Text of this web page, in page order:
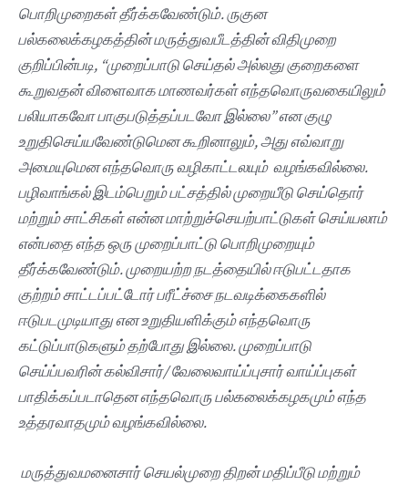
பொறிமுறைகள் தீர்க்கவேண்டும். ருகுன
பல்கலைக்கழகத்தின் மருத்துவபீடத்தின் விதிமுறை
குறிப்பின்படி, “முறைப்பாடு செய்தல் அல்லது குறைகளை
கூறுவதன் விளைவாக மாணவர்கள் எந்தவொருவகையிலும்
பலியாகவோ பாகுபடுத்தப்படவோ இல்லை” என குழு
உறுதிசெய்யவேண்டுமென கூறினாலும், அது எவ்வாறு
அமையுமென எந்தவொரு வழிகாட்டலயும் வழங்கவில்லை.
பழிவாங்கல் இடம்பெறும் பட்சத்தில் முறையீடு செய்தொர்
மற்றும் சாட்சிகள் என்ன மாற்றுச்செயற்பாட்டுகள் செய்யலாம்
என்பதை எந்த ஒரு முறைப்பாட்டு பொறிமுறையும்
தீர்க்கவேண்டும். முறையற்ற நடத்தையில் ஈடுபட்டதாக
குற்றம் சாட்டப்பட்டோர் பரீட்ச்சை நடவடிக்கைகளில்
ஈடுபடமுடியாது என உறுதியளிக்கும் எந்தவொரு
கட்டுப்பாடுகளும் தற்போது இல்லை. முறைப்பாடு
செய்ப்பவரின் கல்விசார்/ வேலைவாய்ப்புசார் வாய்ப்புகள்
பாதிக்கப்படாதென எந்தவொரு பல்கலைக்கழகமும் எந்த
உத்தரவாதமும் வழங்கவில்லை.
மருத்துவமனைசார் செயல்முறை திறன் மதிப்பீடு மற்றும்